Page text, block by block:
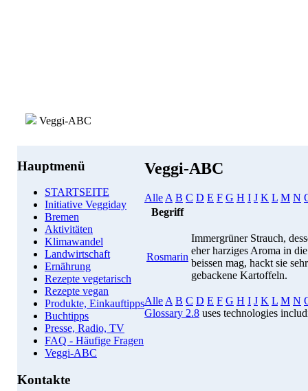
Veggi-ABC
Hauptmenü
STARTSEITE
Initiative Veggiday
Bremen
Aktivitäten
Klimawandel
Landwirtschaft
Ernährung
Rezepte vegetarisch
Rezepte vegan
Produkte, Einkauftipps
Buchtipps
Presse, Radio, TV
FAQ - Häufige Fragen
Veggi-ABC
Kontakte
Veggi-ABC
Alle A B C D E F G H I J K L M N
Begriff
Rosmarin
Immergrüner Strauch,
eher harziges Aroma in
beissen mag, hackt sie
gebackene Kartoffeln.
Alle A B C D E F G H I J K L M N
Glossary 2.8 uses technologies